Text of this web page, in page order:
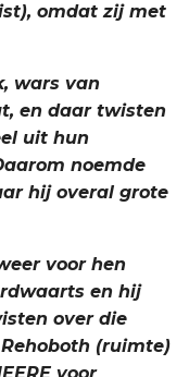
omdat zij met
wars van
en daar twisten
uit hun
noemde
hij overal grote
voor hen
en hij
over die
(ruimte)